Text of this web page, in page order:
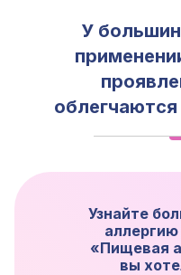
У
облегчаются
Узнайте
аллергию
«Пищевая
вы